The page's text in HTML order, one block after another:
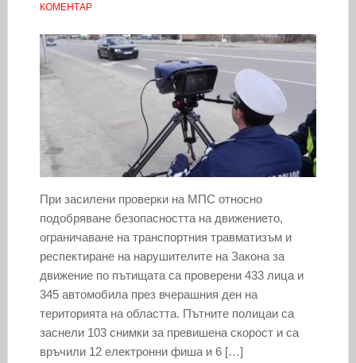
КОМЕНТАР
При засилени проверки на МПС относно
подобряване безопасността на движението,
ограничаване на транспортния травматизъм и
респектиране на нарушителите на Закона за
движение по пътищата са проверени 433 лица и
345 автомобила през вчерашния ден на
територията на областта. Пътните полицаи са
заснели 103 снимки за превишена скорост и са
връчили 12 електронни фиша и 6 […]